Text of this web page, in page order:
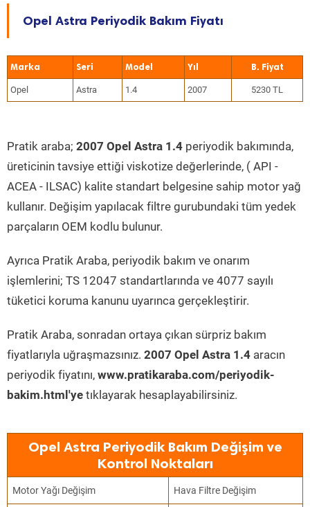
Opel Astra Periyodik Bakım Fiyatı
Marka Seri Model Yıl
Opel Astra 1.4 2007 5230 TL
Pratik araba; 2007 Opel Astra 1.4 periyodik bakımında,
üreticinin tavsiye ettiği viskotize değerlerinde, ( API -
ACEA - ILSAC) kalite standart belgesine sahip motor yağ
kullanır. Değişim yapılacak filtre gurubundaki tüm yedek
parçaların OEM kodlu bulunur.
Ayrıca Pratik Araba, periyodik bakım ve onarım
işlemlerini; TS 12047 standartlarında ve 4077 sayılı
tüketici koruma kanunu uyarınca gerçekleştirir.
Pratik Araba, sonradan ortaya çıkan sürpriz bakım
fiyatlarıyla uğraşmazsınız. 2007 Opel Astra 1.4 aracın
periyodik fiyatını, www.pratikaraba.com/periyodik-
bakim.html'ye tıklayarak hesaplayabilirsiniz.
Opel Astra Periyodik Bakım Değişim ve
Kontrol Noktaları
Motor Yağı Değişim Hava Filtre Değişim